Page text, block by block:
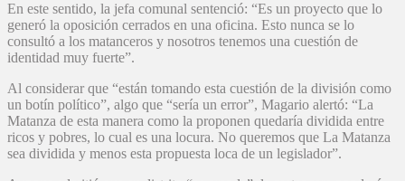
En este sentido, la jefa comunal sentenció: “Es un proyecto que lo
generó la oposición cerrados en una oficina. Esto nunca se lo
consultó a los matanceros y nosotros tenemos una cuestión de
identidad muy fuerte”.
Al considerar que “están tomando esta cuestión de la división como
un botín político”, algo que “sería un error”, Magario alertó: “La
Matanza de esta manera como la proponen quedaría dividida entre
ricos y pobres, lo cual es una locura. No queremos que La Matanza
sea dividida y menos esta propuesta loca de un legislador”.